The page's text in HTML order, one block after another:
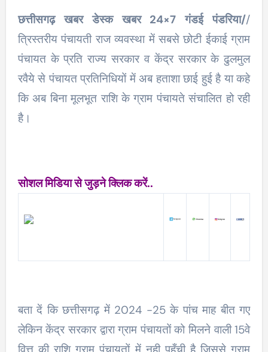
छत्तीसगढ़ खबर डेस्क खबर 24×7 गंडई पंडरिया//
त्रिस्तरीय पंचायती राज व्यवस्था में सबसे छोटी ईकाई ग्राम
पंचायत के प्रति राज्य सरकार व केंद्र सरकार के ढुलमुल
रवैये से पंचायत प्रतिनिधियों में अब हताशा छाई हुई है या कहे
कि अब बिना मूलभूत राशि के ग्राम पंचायते संचालित हो रही
है।
सोशल मिडिया से जुड़ने क्लिक करें..
बता दें कि छत्तीसगढ़ में 2024 -25 के पांच माह बीत गए
लेकिन केंद्र सरकार द्वारा ग्राम पंचायतों को मिलने वाली 15वे